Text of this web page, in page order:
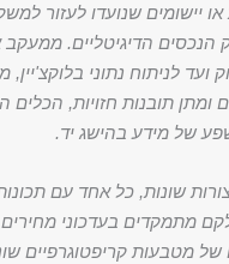
יישומים שנועדו לעזור
הנכסים הדיגיטליים.
ועד לניתוח נתוני
ומתן תובנות חזויות, הכלים
של מידע בהישג יד.
שונות, כל אחד עם תכונות
מתמקדים בעדכוני
של מטבעות קריפטוגרפיים